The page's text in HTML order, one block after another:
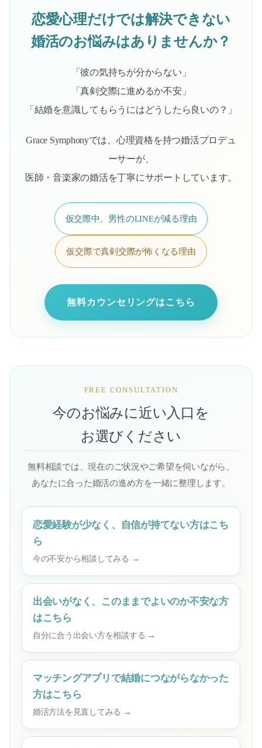
恋愛心理だけでは解決できない
婚活のお悩みはありませんか？
「彼の気持ちが分からない」
「真剣交際に進めるか不安」
「結婚を意識してもらうにはどうしたら良いの？」
Grace Symphonyでは、心理資格を持つ婚活プロデュ
ーサーが、
医師・音楽家の婚活を丁寧にサポートしています。
仮交際中、男性のLINEが減る理由
仮交際で真剣交際が怖くなる理由
無料カウンセリングはこちら
FREE CONSULTATION
今のお悩みに近い入口を
お選びください
無料相談では、現在のご状況やご希望を伺いながら、
あなたに合った婚活の進め方を一緒に整理します。
恋愛経験が少なく、自信が持てない方はこち
ら
今の不安から相談してみる →
出会いがなく、このままでよいのか不安な方
はこちら
自分に合う出会い方を相談する →
マッチングアプリで結婚につながらなかった
方はこちら
婚活方法を見直してみる →